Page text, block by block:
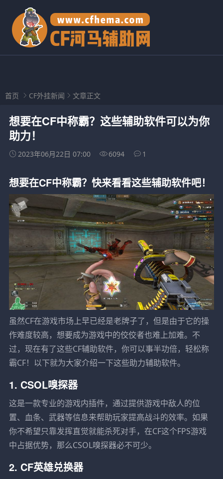
首页 CF外挂新闻 文章正文
想要在CF中称霸？这些辅助软件可以为你
助力！
2023年06月22日 07:00 6094 1
想要在CF中称霸？快来看看这些辅助软件吧！
虽然CF在游戏市场上早已经是老牌子了，但是由于它的操
作难度较高，想要成为游戏中的佼佼者也难上加难。不
过，现在有了这些CF辅助软件，你可以事半功倍，轻松称
霸CF！以下就为大家介绍一下这些助力辅助软件。
1. CSOL嗅探器
这是一款专业的游戏内插件，通过提供游戏中敌人的位
置、血条、武器等信息来帮助玩家提高战斗的效率。如果
你不希望只靠发挥直觉就能杀死对手，在CF这个FPS游戏
中占据优势，那么CSOL嗅探器必不可少。
2. CF英雄兑换器